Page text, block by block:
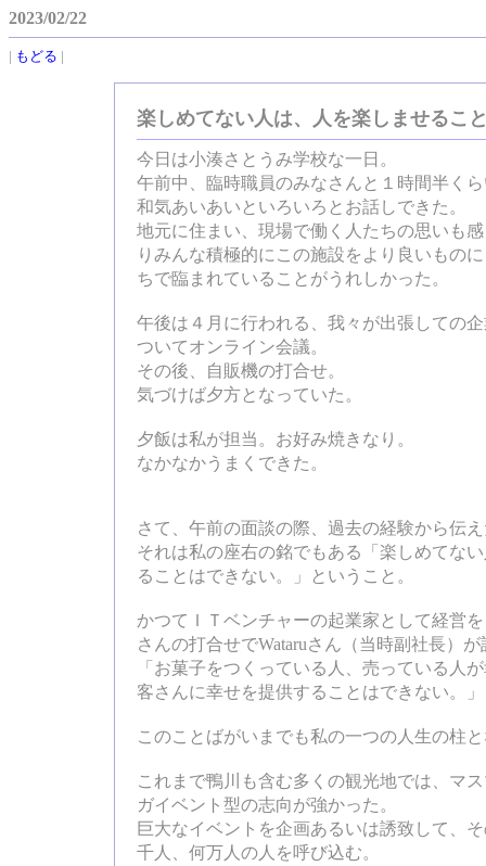
2023/02/22
| もどる |
楽しめてない人は、人を楽しませるこ
今日は小湊さとうみ学校な一日。
午前中、臨時職員のみなさんと１時間半く
和気あいあいといろいろとお話しできた。
地元に住まい、現場で働く人たちの思いも
りみんな積極的にこの施設をより良いもの
ちで臨まれていることがうれしかった。
午後は４月に行われる、我々が出張しての
ついてオンライン会議。
その後、自販機の打合せ。
気づけば夕方となっていた。
夕飯は私が担当。お好み焼きなり。
なかなかうまくできた。
さて、午前の面談の際、過去の経験から伝
それは私の座右の銘でもある「楽しめてな
ることはできない。」ということ。
かつてＩＴベンチャーの起業家として経営
さんの打合せでWataruさん（当時副社長）
「お菓子をつくっている人、売っている人
客さんに幸せを提供することはできない。」
このことばがいまでも私の一つの人生の柱
これまで鴨川も含む多くの観光地では、マ
ガイベント型の志向が強かった。
巨大なイベントを企画あるいは誘致して、
千人、何万人の人を呼び込む。